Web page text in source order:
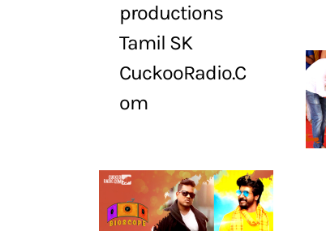
productions
Tamil SK
CuckooRadio.C
om